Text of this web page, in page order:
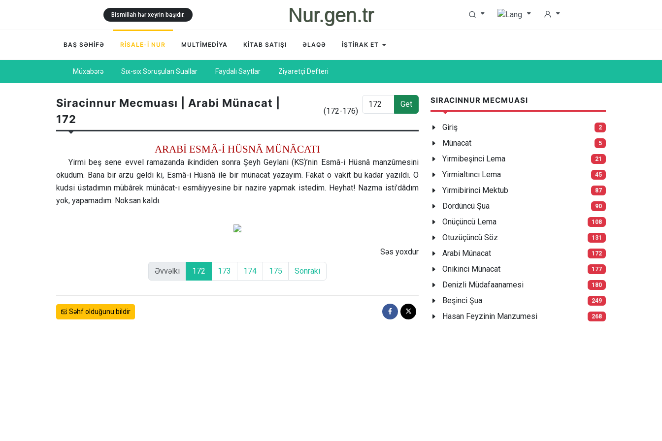
Nur.gen.tr
Bismillah hər xeyrin başıdır.
BAŞ SƏHİFƏ RİSALE-İ NUR MULTİMEDİYA KİTAB SATIŞI ƏLAQƏ İŞTİRAK ET
Müxabərə Sıx-sıx Soruşulan Suallar Faydalı Saytlar Ziyaretçi Defteri
Siracinnur Mecmuası | Arabi Münacat |
172
(172-176)
Get
ARABİ ESMÂ-İ HÜSNÂ MÜNÂCATI
Yirmi beş sene evvel ramazanda ikindiden sonra Şeyh Geylani (KS)’nin Esmâ-i Hüsnâ manzûmesini
okudum. Bana bir arzu geldi ki, Esmâ-i Hüsnâ ile bir münacat yazayım. Fakat o vakit bu kadar yazıldı. O
kudsi üstadımın mübârek münâcat-ı esmâiyyesine bir nazire yapmak istedim. Heyhat! Nazma isti’dâdım
yok, yapamadım. Noksan kaldı.
Səs yoxdur
Əvvəlki 172 173 174 175 Sonraki
Səhf olduğunu bildir
SIRACINNUR MECMUASI
Giriş 2
Münacat 5
Yirmibeşinci Lema 21
Yirmialtıncı Lema 45
Yirmibirinci Mektub 87
Dördüncü Şua 90
Onüçüncü Lema 108
Otuzüçüncü Söz 131
Arabi Münacat 172
Onikinci Münacat 177
Denizli Müdafaanamesi 180
Beşinci Şua 249
Hasan Feyzinin Manzumesi 268